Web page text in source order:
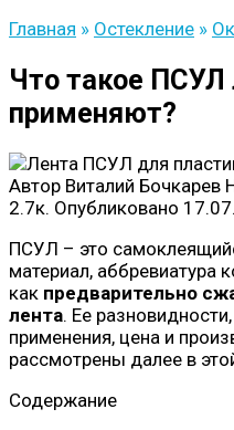
Главная » Остекление »
Что такое ПСУЛ
применяют?
Автор Виталий Бочкарев
2.7к. Опубликовано
ПСУЛ – это
материал, аббревиатура
как предварительно
лента. Ее
применения, цена и
рассмотрены далее в
Содержание